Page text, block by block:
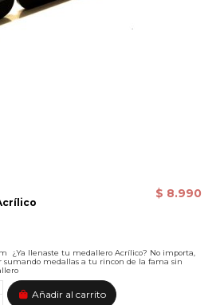
$ 8.990
¿Ya llenaste tu medallero Acrílico? No importa,
sumando medallas a tu rincon de la fama sin
Añadir al carrito